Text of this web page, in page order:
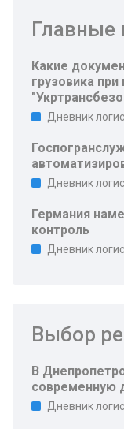
Главные
Какие
грузовика при
Дневник
Дневник
Германия
контроль
Дневник
Выбор
В
современную
Дневник